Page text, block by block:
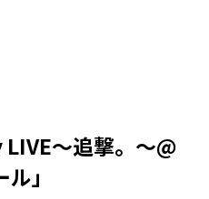
〜追撃。〜@
」